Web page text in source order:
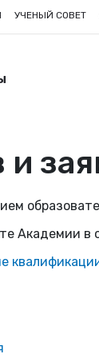
УЧЕНЫЙ СОВЕТ
Академии в